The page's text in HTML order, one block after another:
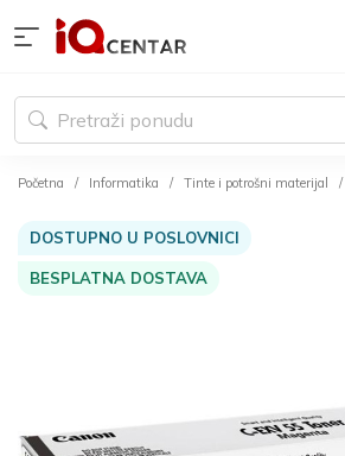
Početna Informatika Tinte i potrošni materijal
DOSTUPNO U POSLOVNICI
BESPLATNA DOSTAVA